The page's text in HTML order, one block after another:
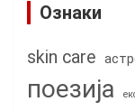
Ознаки
skin care
поезија